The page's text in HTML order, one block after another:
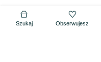
Szukaj Obserwujesz